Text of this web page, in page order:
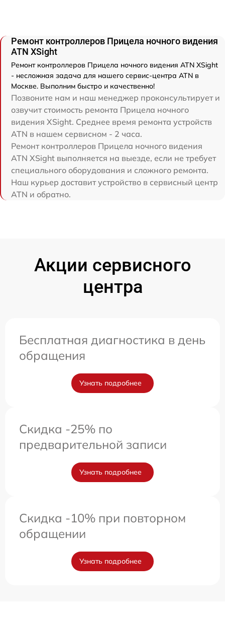
Ремонт контроллеров Прицела ночного видения
ATN XSight
Ремонт контроллеров Прицела ночного видения ATN XSight
- несложная задача для нашего сервис-центра ATN в
Москве. Выполним быстро и качественно!
Позвоните нам и наш менеджер проконсультирует и
озвучит стоимость ремонта Прицела ночного
видения XSight. Среднее время ремонта устройств
ATN в нашем сервисном - 2 часа.
Ремонт контроллеров Прицела ночного видения
ATN XSight выполняется на выезде, если не требует
специального оборудования и сложного ремонта.
Наш курьер доставит устройство в сервисный центр
ATN и обратно.
Акции сервисного
центра
Бесплатная диагностика в день
обращения
Узнать подробнее
Скидка -25% по
предварительной записи
Узнать подробнее
Скидка -10% при повторном
обращении
Узнать подробнее